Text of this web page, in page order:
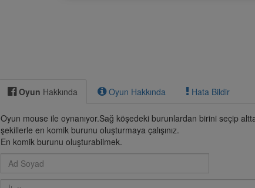
Oyun Hakkında Oyun Hakkında Hata Bildir
Oyun mouse ile oynanıyor.Sağ köşedeki burunlardan birini seçip
şekillerle en komik burunu oluşturmaya çalışınız.
En komik burunu oluşturabilmek.